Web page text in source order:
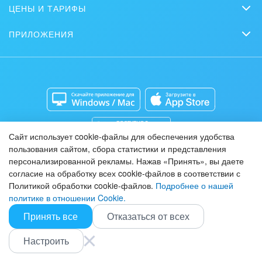
Контакт-центр
Журнал Битрикс24
Маркетинг
Нейросети
Кибербезопасность
Партнеры
Стать партнером
Битрикс24 для Энтерпрайз
ЦЕНЫ И ТАРИФЫ
ПРИЛОЖЕНИЯ
Битрикс24 Маркет
Разработчикам приложений
БЕЗОПАСНОСТЬ КОНФИДЕНЦИАЛЬНОСТЬ
СОГЛАШЕНИЕ
ПУБЛИЧНАЯ ОФЕРТА
О НАС КОНТАКТЫ
Соглашение об использовании сайта
Сайт использует cookie-файлы для обеспечения удобства
пользования сайтом, сбора статистики и представления
персонализированной рекламы. Нажав «Принять», вы даете
согласие на обработку всех cookie-файлов в соответствии с
Политикой обработки cookie-файлов. Подробнее о нашей
политике в отношении Cookie.
Принять все
Отказаться от всех
Настроить